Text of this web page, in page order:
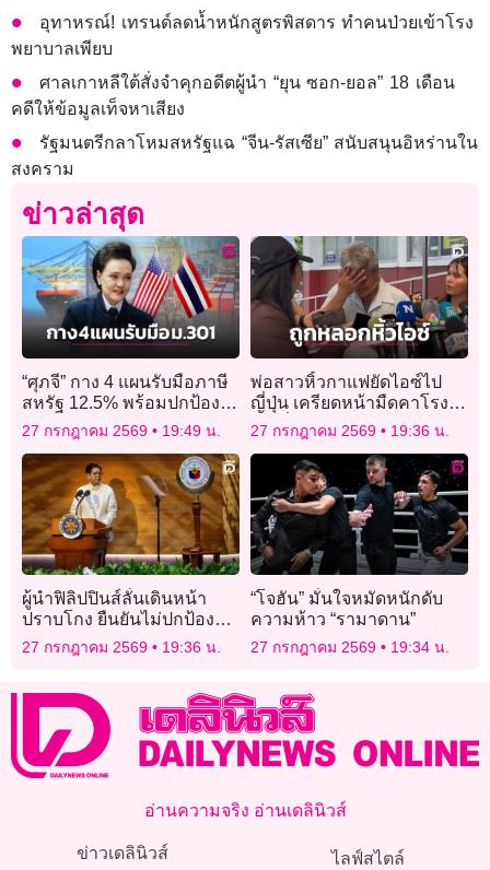
อุทาหรณ์! เทรนด์ลดน้ำหนักสูตรพิสดาร ทำคนป่วยเข้าโรง
พยาบาลเพียบ
ศาลเกาหลีใต้สั่งจำคุกอดีตผู้นำ “ยุน ซอก-ยอล” 18 เดือน
คดีให้ข้อมูลเท็จหาเสียง
รัฐมนตรีกลาโหมสหรัฐแฉ “จีน-รัสเซีย” สนับสนุนอิหร่านใน
สงคราม
ข่าวล่าสุด
“ศุภจี” กาง 4 แผนรับมือภาษี
สหรัฐ 12.5% พร้อมปกป้อง
ผลประโยชน์ชาติ
27 กรกฎาคม 2569 19:49 น.
พ่อสาวหิ้วกาแฟยัดไอซ์ไป
ญี่ปุ่น เครียดหน้ามืดคาโรง
พัก มั่นใจลูกถูกหลอกใช้
27 กรกฎาคม 2569 19:36 น.
ผู้นำฟิลิปปินส์ลั่นเดินหน้า
ปราบโกง ยืนยันไม่ปกป้องคน
ใกล้ชิด
27 กรกฎาคม 2569 19:36 น.
“โจฮัน” มั่นใจหมัดหนักดับ
ความห้าว “รามาดาน”
27 กรกฎาคม 2569 19:34 น.
อ่านความจริง อ่านเดลินิวส์
ข่าวเดลินิวส์ ไลฟ์สไตล์